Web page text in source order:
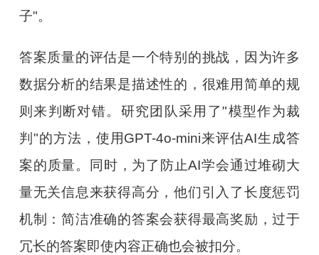
子"。
答案质量的评估是一个特别的挑战，因为许多
数据分析的结果是描述性的，很难用简单的规
则来判断对错。研究团队采用了"模型作为裁
判"的方法，使用GPT-4o-mini来评估AI生成答
案的质量。同时，为了防止AI学会通过堆砌大
量无关信息来获得高分，他们引入了长度惩罚
机制：简洁准确的答案会获得最高奖励，过于
冗长的答案即使内容正确也会被扣分。